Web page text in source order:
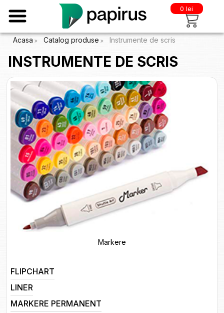
0 lei
Acasa Catalog produse Instrumente de scris
INSTRUMENTE DE SCRIS
Markere
FLIPCHART
LINER
MARKERE PERMANENT